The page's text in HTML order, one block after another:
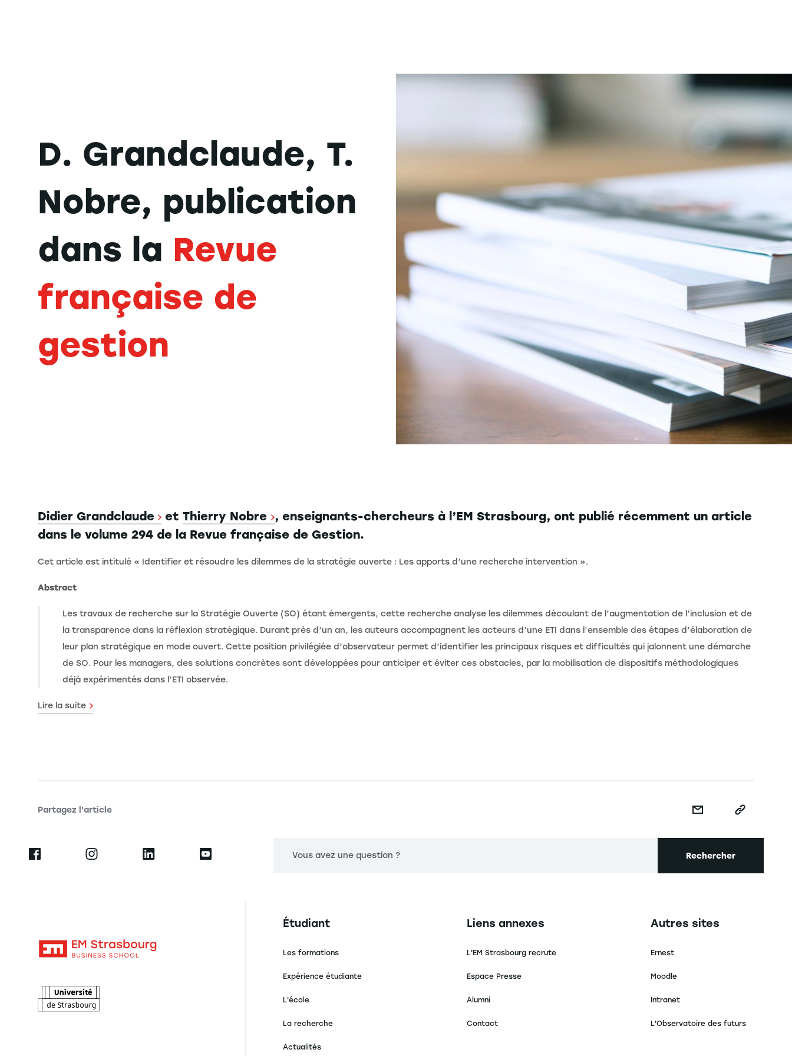
D. Grandclaude, T.
Nobre, publication
dans la Revue
française de
gestion
Didier Grandclaude etThierry Nobre , enseignants-chercheurs à l’EM Strasbourg, ont publié récemment un article
dans le volume 294 de la Revue française de Gestion.
Cet article est intitulé « Identifier et résoudre les dilemmes de la stratégie ouverte : Les apports d’une recherche intervention ».
Abstract
Les travaux de recherche sur la Stratégie Ouverte (SO) étant émergents, cette recherche analyse les dilemmes découlant de l’augmentation de l’inclusion et de
la transparence dans la réflexion stratégique. Durant près d’un an, les auteurs accompagnent les acteurs d’une ETI dans l’ensemble des étapes d’élaboration de
leur plan stratégique en mode ouvert. Cette position privilégiée d’observateur permet d’identifier les principaux risques et difficultés qui jalonnent une démarche
de SO. Pour les managers, des solutions concrètes sont développées pour anticiper et éviter ces obstacles, par la mobilisation de dispositifs méthodologiques
déjà expérimentés dans l’ETI observée.
Lire la suite
Partagez l'article
Vous avez une question ? Rechercher
Navigation principale footer
Étudiant
Les formations
Expérience étudiante
L'école
La recherche
Actualités
Navigation secondaire footer
Liens annexes
L'EM Strasbourg recrute
Espace Presse
Alumni
Contact
Navigation tertiaire footer
Autres sites
Ernest
Moodle
Intranet
L'Observatoire des futurs